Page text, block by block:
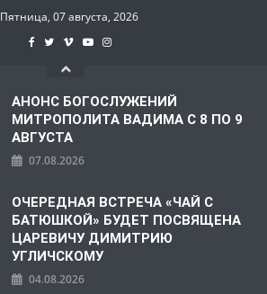
Пятница, 07 августа, 2026
АНОНС БОГОСЛУЖЕНИЙ
МИТРОПОЛИТА ВАДИМА С 8 ПО 9
АВГУСТА
07.08.2026
ОЧЕРЕДНАЯ ВСТРЕЧА «ЧАЙ С
БАТЮШКОЙ» БУДЕТ ПОСВЯЩЕНА
ЦАРЕВИЧУ ДИМИТРИЮ
УГЛИЧСКОМУ
04.08.2026